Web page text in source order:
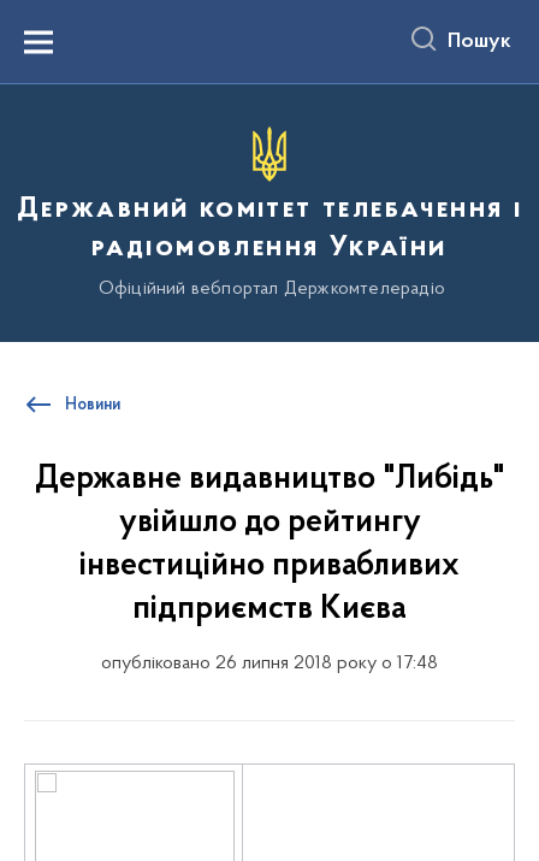
вмістуMenu Пошук
Державний комітет телебачення і
радіомовлення України
Офіційний вебпортал Держкомтелерадіо
Новини
Державне видавництво "Либідь"
увійшло до рейтингу
інвестиційно привабливих
підприємств Києва
опубліковано 26 липня 2018 року о 17:48